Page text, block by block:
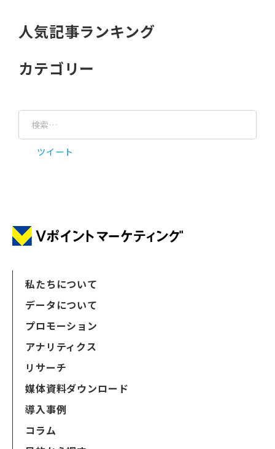
人気記事ランキング
カテゴリー
ツイート
私たちについて
データについて
プロモーション
アナリティクス
リサーチ
媒体資料ダウンロード
導入事例
コラム